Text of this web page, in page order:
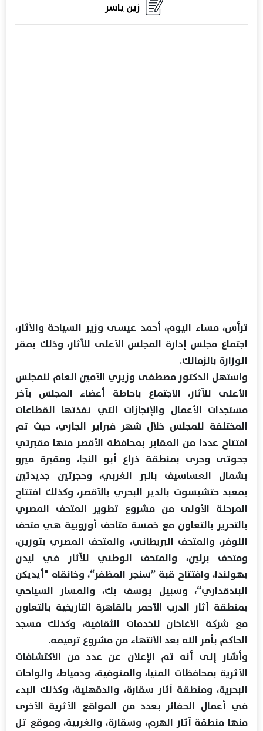
زين ياسر
ترأس، مساء اليوم، أحمد عيسى وزير السياحة والآثار،
اجتماع مجلس إدارة المجلس الأعلى للآثار، وذلك بمقر
الوزارة بالزمالك.
واستهل الدكتور مصطفى وزيري الأمين العام للمجلس
الأعلى للآثار، الاجتماع باحاطة أعضاء المجلس بآخر
مستجدات الأعمال والإنجازات التي نفذتها القطاعات
المختلفة للمجلس خلال شهر فبراير الجاري، حيث تم
افتتاح عددا من المقابر بمحافظة الأقصر منها مقبرتي
جحوتى وحرى بمنطقة ذراع أبو النجا، ومقبرة ميرو
بشمال العساسيف بالبر الغربي، وحجرتين جديدتين
بمعبد حتشبسوت بالدير البحري بالأقصر، وكذلك افتتاح
المرحلة الأولى من مشروع تطوير المتحف المصري
بالتحرير بالتعاون مع خمسة متاحف أوروبية هي متحف
اللوفر، والمتحف البريطاني، والمتحف المصري بتورين،
ومتحف برلين، والمتحف الوطني للآثار في ليدن
بهولندا، وافتتاح قبة ”سنجر المظفر“، وخانقاه "أيديكن
البندقداري“، وسبيل يوسف بك، والمسار السياحي
بمنطقة آثار الدرب الأحمر بالقاهرة التاريخية بالتعاون
مع شركة الاغاخان للخدمات الثقافية، وكذلك مسجد
الحاكم بأمر الله بعد الانتهاء من مشروع ترميمه.
وأشار إلى أنه تم الإعلان عن عدد من الاكتشافات
الأثرية بمحافظات المنيا، والمنوفية، ودمياط، والواحات
البحرية، ومنطقة آثار سقارة، والدقهلية، وكذلك البدء
في أعمال الحفائر بعدد من المواقع الأثرية الأخرى
منها منطقة آثار الهرم، وسقارة، والغربية، وموقع تل